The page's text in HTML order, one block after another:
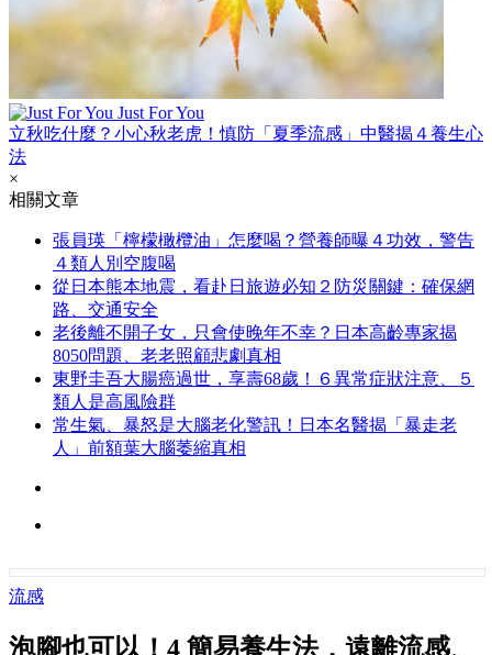
Just For You
立秋吃什麼？小心秋老虎！慎防「夏季流感」中醫揭４養生心
法
×
相關文章
張員瑛「檸檬橄欖油」怎麼喝？營養師曝４功效，警告
４類人別空腹喝
從日本熊本地震，看赴日旅遊必知２防災關鍵：確保網
路、交通安全
老後離不開子女，只會使晚年不幸？日本高齡專家揭
8050問題、老老照顧悲劇真相
東野圭吾大腸癌過世，享壽68歲！６異常症狀注意、５
類人是高風險群
常生氣、暴怒是大腦老化警訊！日本名醫揭「暴走老
人」前額葉大腦萎縮真相
流感
泡腳也可以！4 簡易養生法，遠離流感、